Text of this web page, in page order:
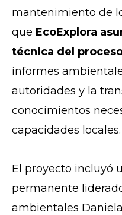
mantenimiento de
que EcoExplora
técnica del
informes
autoridades y la
conocimientos
capacidades locales.
El proyecto incluyó
permanente
ambientales